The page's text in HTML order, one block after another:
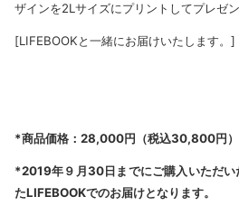
ザインを2Lサイズにプリントしてプレゼン
[LIFEBOOKと一緒にお届けいたします。]
*商品価格：28,000円（税込30,800円）
*2019年９月30日までにご購入いただい
たLIFEBOOKでのお届けとなります。